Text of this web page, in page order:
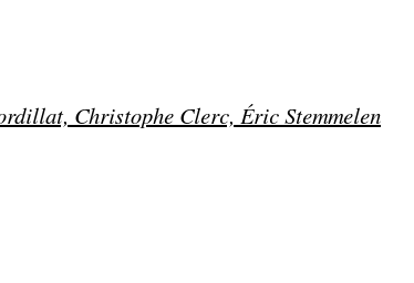
Christophe Clerc, Éric Stemmelen